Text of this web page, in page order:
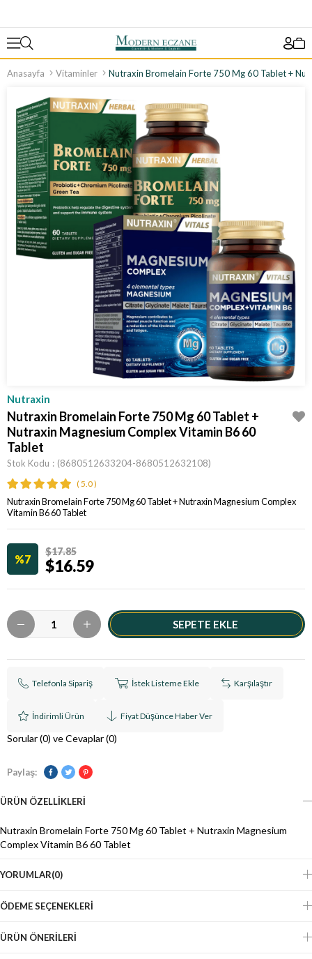
Anasayfa Vitaminler
Nutraxin
Nutraxin Bromelain Forte 750 Mg 60 Tablet +
Nutraxin Magnesium Complex Vitamin B6 60
Tablet
Stok Kodu (8680512633204-8680512632108)
5.0
Nutraxin Bromelain Forte 750 Mg 60 Tablet + Nutraxin Magnesium Complex
Vitamin B6 60 Tablet
7
$17.85
$16.59
Telefonla Sipariş İstek Listeme Ekle Karşılaştır
İndirimli Ürün Fiyat Düşünce Haber Ver
Sorular (0) ve Cevaplar (0)
Paylaş:
ÜRÜN ÖZELLIKLERI
Nutraxin Bromelain Forte 750 Mg 60 Tablet + Nutraxin Magnesium
Complex Vitamin B6 60 Tablet
YORUMLAR(0)
ÖDEME SEÇENEKLERI
ÜRÜN ÖNERILERI